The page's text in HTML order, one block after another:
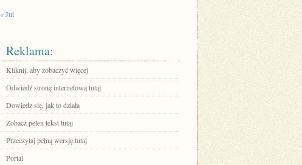
« Jul
Reklama:
Kliknij, aby zobaczyć więcej
Odwiedź stronę internetową tutaj
Dowiedz się, jak to działa
Zobacz pełen tekst tutaj
Przeczytaj pełną wersję tutaj
Portal